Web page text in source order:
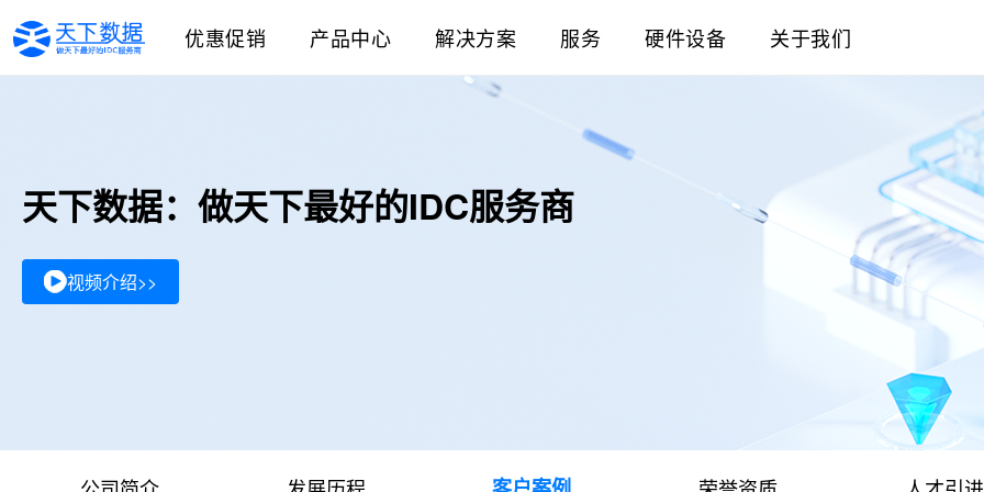
优惠促销 产品中心 解决方案 服务 硬件设备 关于我们
天下数据：做天下最好的IDC服务商
视频介绍>>